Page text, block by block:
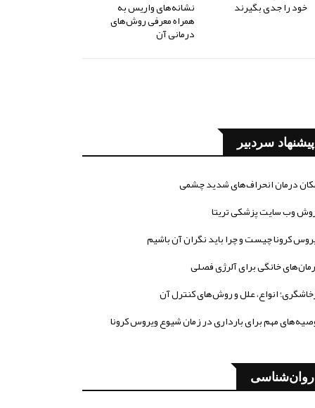
خود را جدی بگیرند نشانه‌های واریس به
همراه معرفی روش‌های
درمانی آن
پیشنهاد سردبیر
درمان انحراف‌های شدید چشمی
وب سایت پزشکی تریتا
کرونا چیست و چرا باید نگران آن باشیم
خانگی برای آلرژی فصلی
انواع، علل و روش‌های کنترل آن
مهم برای بارداری در زمان شیوع ویروس کرونا
روان‌شناسی